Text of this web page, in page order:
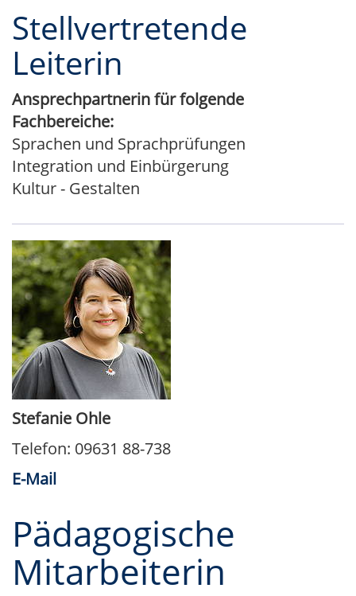
Stellvertretende
Leiterin
Ansprechpartnerin für folgende
Fachbereiche:
Sprachen und Sprachprüfungen
Integration und Einbürgerung
Kultur - Gestalten
Stefanie Ohle
Telefon: 09631 88-738
E-Mail
Pädagogische
Mitarbeiterin